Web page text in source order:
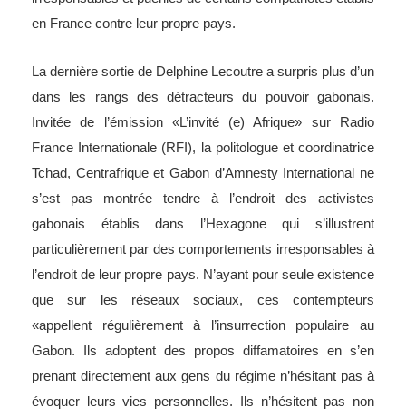
en France contre leur propre pays.
La dernière sortie de Delphine Lecoutre a surpris plus d’un
dans les rangs des détracteurs du pouvoir gabonais.
Invitée de l’émission «L’invité (e) Afrique» sur Radio
France Internationale (RFI), la politologue et coordinatrice
Tchad, Centrafrique et Gabon d’Amnesty International ne
s’est pas montrée tendre à l’endroit des activistes
gabonais établis dans l’Hexagone qui s’illustrent
particulièrement par des comportements irresponsables à
l’endroit de leur propre pays. N’ayant pour seule existence
que sur les réseaux sociaux, ces contempteurs
«appellent régulièrement à l’insurrection populaire au
Gabon. Ils adoptent des propos diffamatoires en s’en
prenant directement aux gens du régime n’hésitant pas à
évoquer leurs vies personnelles. Ils n’hésitent pas non